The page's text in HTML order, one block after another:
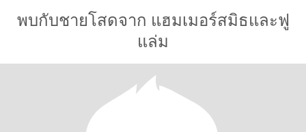
พบกับชายโสดจาก แฮมเมอร์สมิธและฟู
แล่ม